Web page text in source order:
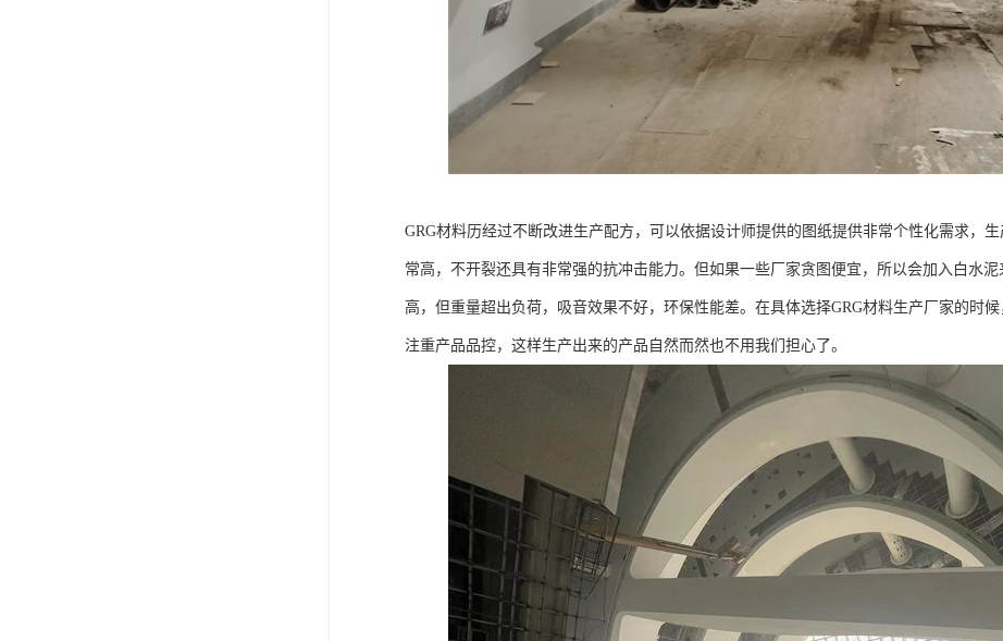
GRG材料历经过不断改进生产配方，可以依据设计师提供的图纸提供非常个性化需求，
常高，不开裂还具有非常强的抗冲击能力。但如果一些厂家贪图便宜，所以会加入白水
高，但重量超出负荷，吸音效果不好，环保性能差。在具体选择GRG材料生产厂家的时
注重产品品控，这样生产出来的产品自然而然也不用我们担心了。